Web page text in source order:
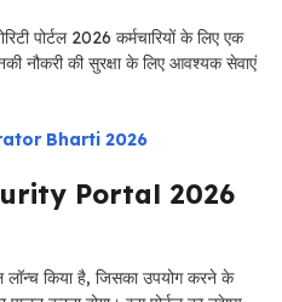
पोर्टल 2026 कर्मचारियों के लिए एक
नौकरी की सुरक्षा के लिए आवश्यक सेवाएं
Bharti 2026
Portal 2026
लॉन्च किया है, जिसका उपयोग करने के